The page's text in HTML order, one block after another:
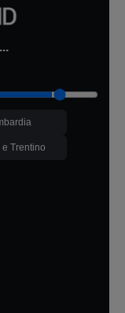
e Trentino